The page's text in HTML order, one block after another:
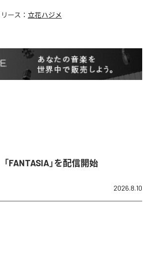
ース： 立花ハジメ
FANTASIA」を配信開始
2026.8.10